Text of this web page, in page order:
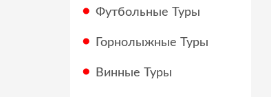
Футбольные Туры
Горнолыжные Туры
Винные Туры